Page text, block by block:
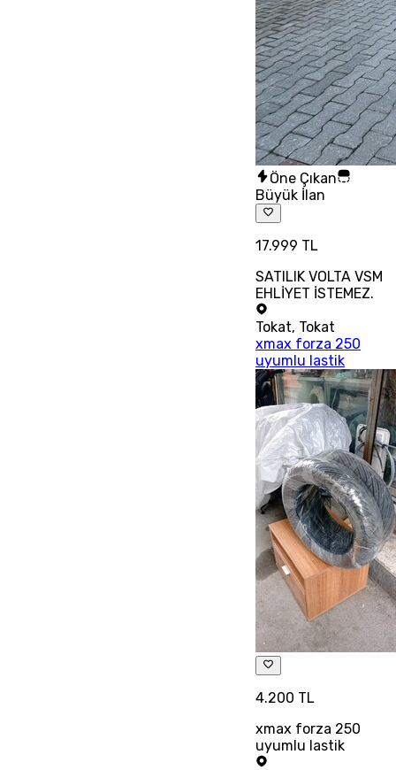
Öne Çıkan
Büyük İlan
17.999 TL
SATILIK VOLTA VSM
EHLİYET İSTEMEZ.
Tokat, Tokat
xmax forza 250
uyumlu lastik
4.200 TL
xmax forza 250
uyumlu lastik